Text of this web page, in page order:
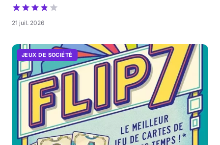
21 juil. 2026
JEUX DE SOCIÉTÉ